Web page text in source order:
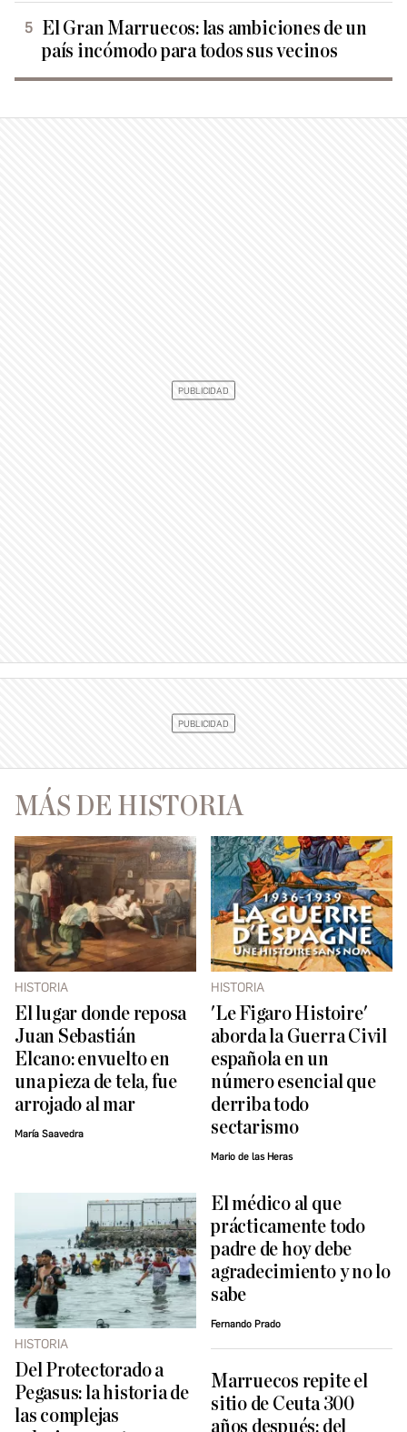
El Gran Marruecos: las ambiciones de un
país incómodo para todos sus vecinos
MÁS DE HISTORIA
HISTORIA
El lugar donde reposa
Juan Sebastián
Elcano: envuelto en
una pieza de tela, fue
arrojado al mar
María Saavedra
HISTORIA
'Le Figaro Histoire'
aborda la Guerra Civil
española en un
número esencial que
derriba todo
sectarismo
Mario de las Heras
HISTORIA
Del Protectorado a
Pegasus: la historia de
las complejas
El médico al que
prácticamente todo
padre de hoy debe
agradecimiento y no lo
sabe
Fernando Prado
Marruecos repite el
sitio de Ceuta 300
años después: del